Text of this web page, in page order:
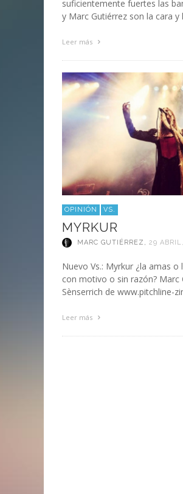
suficientemente fuertes las
y Marc Gutiérrez son la cara y
Leer más
OPINIÓN VS.
MYRKUR
MARC GUTIÉRREZ , 29
Nuevo Vs.: Myrkur ¿la amas o
con motivo o sin razón? Marc
Sènserrich de www.pitchline-
Leer más